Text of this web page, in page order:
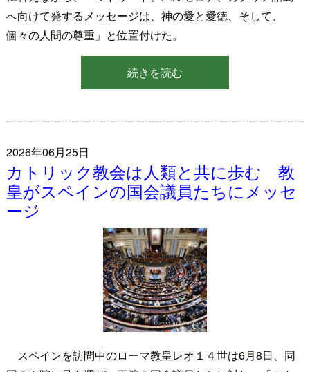
へ向けて発するメッセージは、神の愛と愛徳、そして、
個々の人間の尊重」と位置付けた。
続きを読む
2026年06月25日
カトリック教会は人類と共に歩む 教
皇がスペインの国会議員たちにメッセ
ージ
スペインを訪問中のローマ教皇レオ１４世は6月8日、同